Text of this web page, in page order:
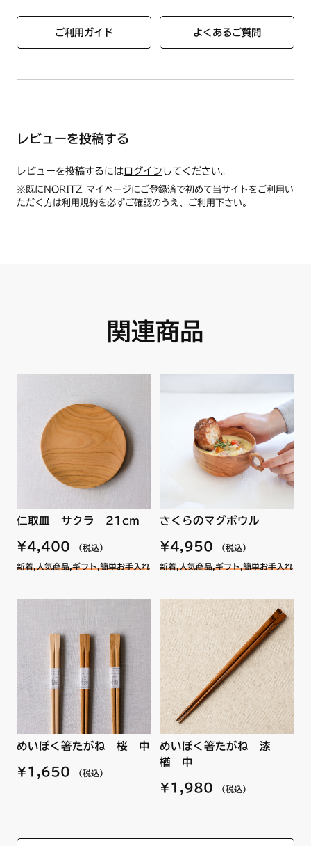
ご利用ガイド よくあるご質問
レビューを投稿する
レビューを投稿するにはログイン してください。
※既にNORITZ マイページにご登録済で初めて当サイトをご利用い
ただく方は利用規約を必ずご確認のうえ、ご利用下さい。
関連商品
仁取皿 サクラ 21cm
¥4,400 （税込）
新着,人気商品,ギフト,簡単お手入れ
さくらのマグボウル
¥4,950 （税込）
新着,人気商品,ギフト,簡単お手入れ
めいぼく箸たがね 桜 中
¥1,650 （税込）
めいぼく箸たがね 漆
楢 中
¥1,980 （税込）